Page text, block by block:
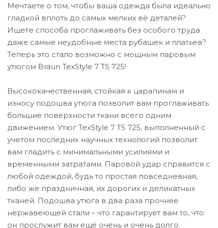
Мечтаете о том, чтобы ваша одежда была идеально
гладкой вплоть до самых мелких её деталей?
Ищете способа проглаживать без особого труда
даже самые неудобные места рубашек и платьев?
Теперь это стало возможно с мощным паровым
утюгом Braun TexStyle 7 TS 725!
Высококачественная, стойкая к царапинам и
износу подошва утюга позволит вам проглаживать
большие поверхности ткани всего одним
движением. Утюг TexStyle 7 TS 725, выполненный с
учетом последних научных технологий позволит
вам гладить с минимальными усилиями и
временными затратами. Паровой удар справится с
любой одеждой, будь то простая повседневная,
либо же праздничная, их дорогих и деликатных
тканей. Подошва утюга в два раза прочнее
нержавеющей стали – что гарантирует вам то, что
он прослужит вам ещё очень и очень долго.